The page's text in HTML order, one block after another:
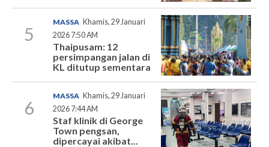
5
MASSA Khamis, 29 Januari
2026 7:50 AM
Thaipusam: 12
persimpangan jalan di
KL ditutup sementara
6
MASSA Khamis, 29 Januari
2026 7:44 AM
Staf klinik di George
Town pengsan,
dipercayai akibat...